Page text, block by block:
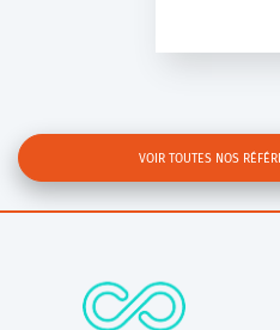
VOIR TOUTES NOS